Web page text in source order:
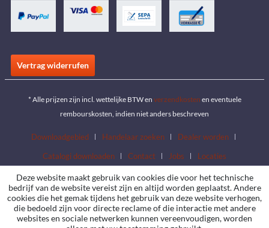
Vertrag widerrufen
* Alle prijzen zijn incl. wettelijke BTW en verzendkosten en eventuele
rembourskosten, indien niet anders beschreven
Downloadgebied Handelaar zoeken
Dealer worden
Catalogi downloaden
Contact Jobs Locaties
Deze website maakt gebruik van cookies die voor het technische
bedrijf van de website vereist zijn en altijd worden geplaatst. Andere
cookies die het gemak tijdens het gebruik van deze website verhogen,
die bedoeld zijn voor directe reclame of die interactie met andere
websites en sociale netwerken kunnen vereenvoudigen, worden